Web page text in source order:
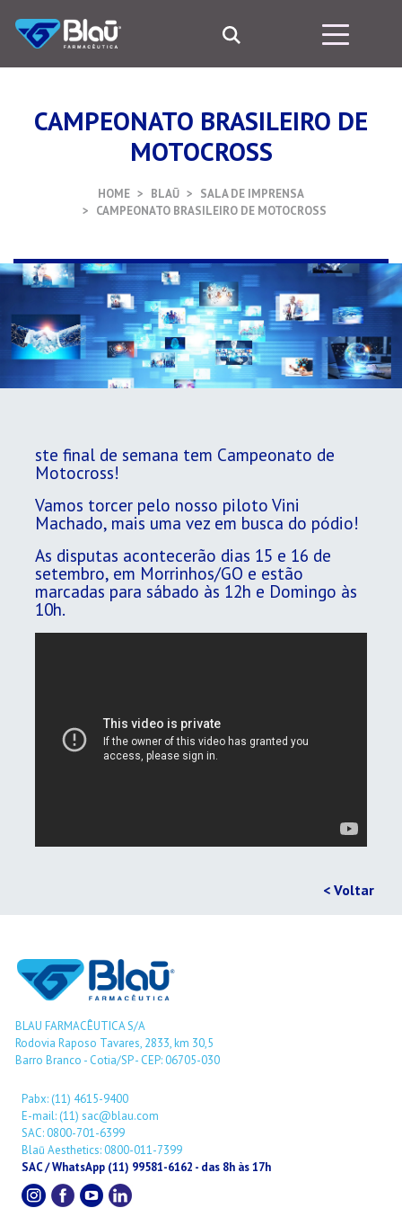
CAMPEONATO BRASILEIRO DE
MOTOCROSS
HOME BLAŪ
SALA DE IMPRENSA
CAMPEONATO BRASILEIRO DE MOTOCROSS
ste final de semana tem Campeonato de
Motocross!
Vamos torcer pelo nosso piloto Vini
Machado, mais uma vez em busca do pódio!
As disputas acontecerão dias 15 e 16 de
setembro, em Morrinhos/GO e estão
marcadas para sábado às 12h e Domingo às
10h.
< Voltar
BLAU FARMACÊUTICA S/A
Rodovia Raposo Tavares, 2833, km 30,5
Barro Branco - Cotia/SP - CEP: 06705-030
Pabx: (11) 4615-9400
E-mail: (11) sac@blau.com
SAC: 0800-701-6399
Blaū Aesthetics: 0800-011-7399
SAC / WhatsApp (11) 99581-6162 - das 8h às 17h